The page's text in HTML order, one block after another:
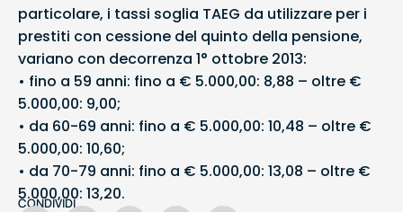
particolare, i tassi soglia TAEG da utilizzare per i
prestiti con cessione del quinto della pensione,
variano con decorrenza 1° ottobre 2013:
• fino a 59 anni: fino a € 5.000,00: 8,88 – oltre €
5.000,00: 9,00;
• da 60-69 anni: fino a € 5.000,00: 10,48 – oltre €
5.000,00: 10,60;
• da 70-79 anni: fino a € 5.000,00: 13,08 – oltre €
5.000,00: 13,20.
CONDIVIDI